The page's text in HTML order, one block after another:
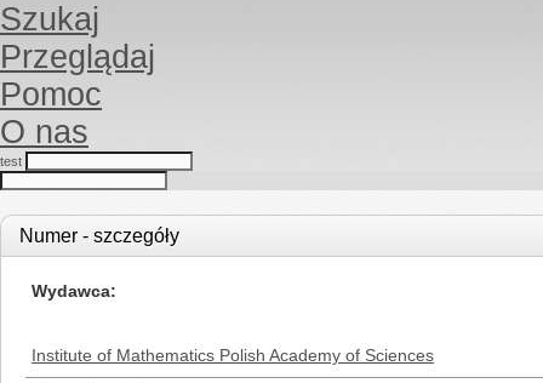
Szukaj
Przeglądaj
Pomoc
O nas
test
Numer - szczegóły
Wydawca
Institute of Mathematics Polish Academy of Sciences